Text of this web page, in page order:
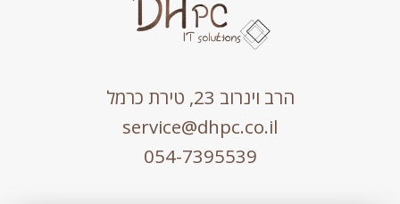
הרב וינרוב 23, טירת כרמל
service@dhpc.co.il
054-7395539